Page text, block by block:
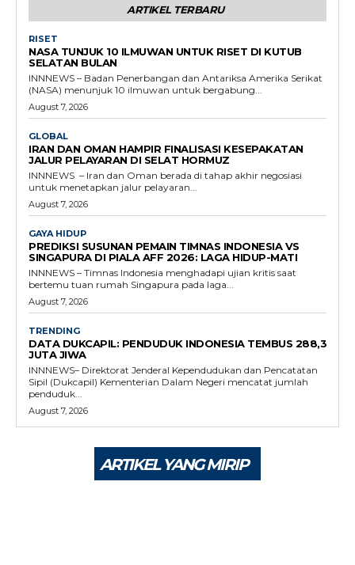
ARTIKEL TERBARU
RISET
NASA TUNJUK 10 ILMUWAN UNTUK RISET DI KUTUB
SELATAN BULAN
INNNEWS – Badan Penerbangan dan Antariksa Amerika Serikat
(NASA) menunjuk 10 ilmuwan untuk bergabung...
August 7, 2026
GLOBAL
IRAN DAN OMAN HAMPIR FINALISASI KESEPAKATAN
JALUR PELAYARAN DI SELAT HORMUZ
INNNEWS – Iran dan Oman berada di tahap akhir negosiasi
untuk menetapkan jalur pelayaran...
August 7, 2026
GAYA HIDUP
PREDIKSI SUSUNAN PEMAIN TIMNAS INDONESIA VS
SINGAPURA DI PIALA AFF 2026: LAGA HIDUP-MATI
INNNEWS – Timnas Indonesia menghadapi ujian kritis saat
bertemu tuan rumah Singapura pada laga...
August 7, 2026
TRENDING
DATA DUKCAPIL: PENDUDUK INDONESIA TEMBUS 288,3
JUTA JIWA
INNNEWS– Direktorat Jenderal Kependudukan dan Pencatatan
Sipil (Dukcapil) Kementerian Dalam Negeri mencatat jumlah
penduduk...
August 7, 2026
ARTIKEL YANG MIRIP